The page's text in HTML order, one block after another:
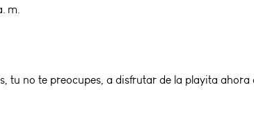
m.
tu no te preocupes, a disfrutar de la playita ahora